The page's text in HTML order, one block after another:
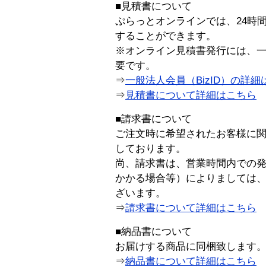
■見積書について
ぷらっとオンラインでは、24時
することができます。
※オンライン見積書発行には、
要です。
⇒一般法人会員（BizID）の詳細
⇒ 見積書について詳細はこちら
■請求書について
ご注文時に希望されたお客様に
しております。
尚、請求書は、営業時間内での
かかる場合等）によりましては
ざいます。
⇒請求書について詳細はこちら
■納品書について
お届けする商品に同梱致します。
⇒納品書について詳細はこちら